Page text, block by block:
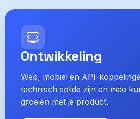
Ontwikkeling
Web, mobiel en API-
technisch solide zijn en mee
groeien met je product.